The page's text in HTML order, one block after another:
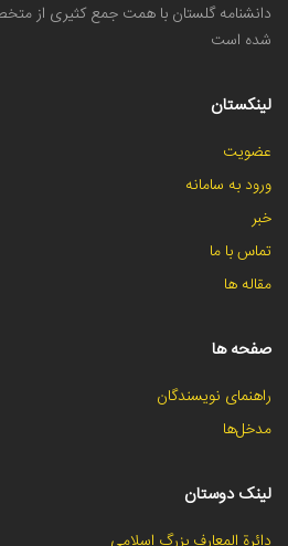
دانشنامه گلستان با همت جمع کثیری از
شده است
لینکستان
عضویت
ورود به سامانه
خبر
تماس با ما
مقاله ها
صفحه ها
راهنمای نویسندگان
مدخل‌ها
لینک دوستان